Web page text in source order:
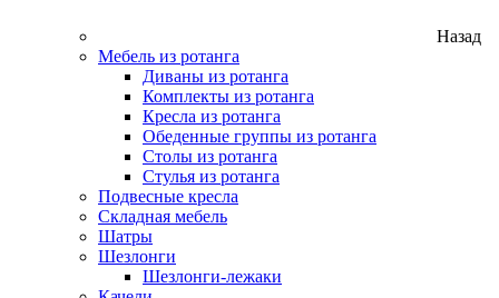
Назад
Мебель из ротанга
Диваны из ротанга
Комплекты из ротанга
Кресла из ротанга
Обеденные группы из ротанга
Столы из ротанга
Стулья из ротанга
Подвесные кресла
Складная мебель
Шатры
Шезлонги
Шезлонги-лежаки